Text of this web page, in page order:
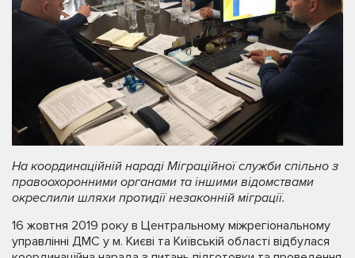
На координаційній нараді Міграційної служби спільно з
правоохоронними органами та іншими відомствами
окреслили шляхи протидії незаконній міграції.
16 жовтня 2019 року в Центральному міжрегіональному
управлінні ДМС у м. Києві та Київській області відбулася